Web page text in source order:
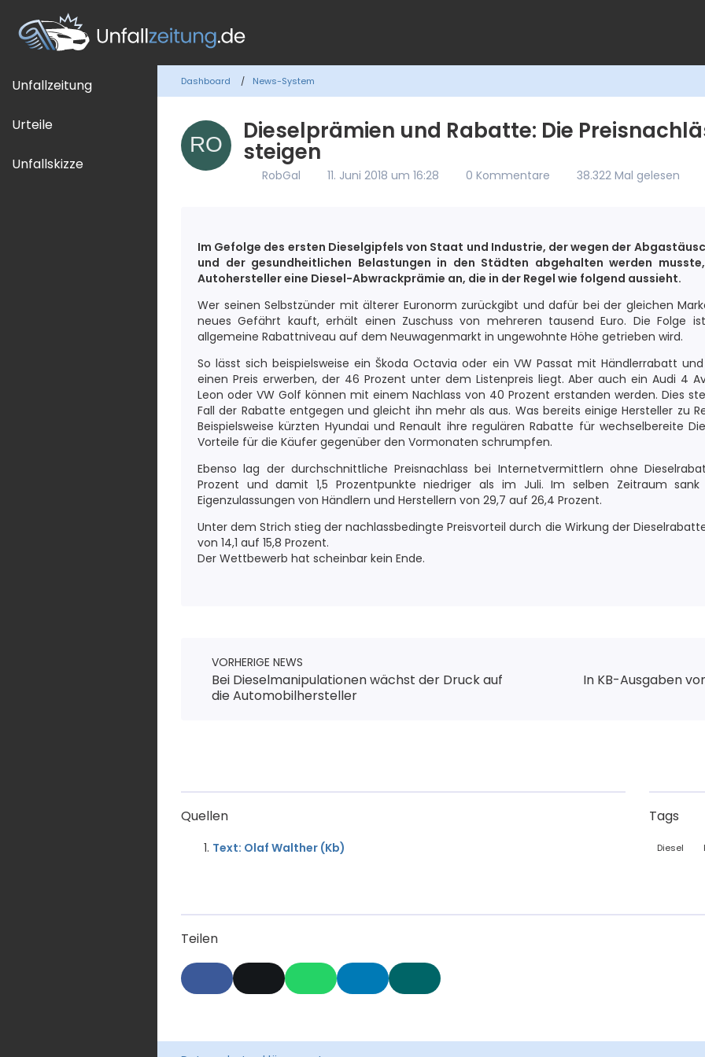
Unfallzeitung
Urteile
Unfallskizze
Dashboard News-System
Dieselprämien und Rabatte: Die
steigen
RobGal 11. Juni 2018 um 16:28 0 Kommentare 38.322 Mal gelesen
Im Gefolge des ersten Dieselgipfels von Staat und Industrie, der wegen der
und der gesundheitlichen Belastungen in den Städten abgehalten werden
Autohersteller eine Diesel-Abwrackprämie an, die in der Regel wie folgend aussieht.
Wer seinen Selbstzünder mit älterer Euronorm zurückgibt und dafür bei der gleichen
neues Gefährt kauft, erhält einen Zuschuss von mehreren tausend Euro. Die Folge
allgemeine Rabattniveau auf dem Neuwagenmarkt in ungewohnte Höhe getrieben wird.
So lässt sich beispielsweise ein Škoda Octavia oder ein VW Passat mit Händlerrabatt
einen Preis erwerben, der 46 Prozent unter dem Listenpreis liegt. Aber auch ein Audi 4
Leon oder VW Golf können mit einem Nachlass von 40 Prozent erstanden werden. Dies
Fall der Rabatte entgegen und gleicht ihn mehr als aus. Was bereits einige Hersteller zu
Beispielsweise kürzten Hyundai und Renault ihre regulären Rabatte für wechselbereite
Vorteile für die Käufer gegenüber den Vormonaten schrumpfen.
Ebenso lag der durchschnittliche Preisnachlass bei Internetvermittlern ohne
Prozent und damit 1,5 Prozentpunkte niedriger als im Juli. Im selben Zeitraum
Eigenzulassungen von Händlern und Herstellern von 29,7 auf 26,4 Prozent.
Unter dem Strich stieg der nachlassbedingte Preisvorteil durch die Wirkung der
von 14,1 auf 15,8 Prozent.
Der Wettbewerb hat scheinbar kein Ende.
VORHERIGE NEWS
Bei Dieselmanipulationen wächst der Druck auf
die Automobilhersteller
In KB-Ausgaben
Quellen
Text: Olaf Walther (Kb)
Tags
Diesel
Teilen